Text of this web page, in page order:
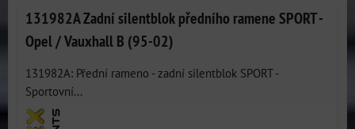
131982A Zadní silentblok předního ramene SPORT -
Opel / Vauxhall B (95-02)
131982A: Přední rameno - zadní silentblok SPORT -
Sportovní...